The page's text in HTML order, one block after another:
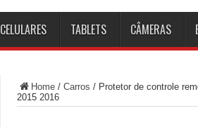
CELULARES TABLETS CÂMERAS
Home / Carros / Protetor de controle
2015 2016